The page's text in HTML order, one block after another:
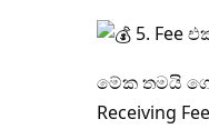
5. Fee
මේක තමයි
Receiving